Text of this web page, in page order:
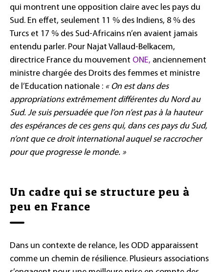
qui montrent une opposition claire avec les pays du
Sud. En effet, seulement 11 % des Indiens, 8 % des
Turcs et 17 % des Sud-Africains n’en avaient jamais
entendu parler. Pour Najat Vallaud-Belkacem,
directrice France du mouvement ONE, anciennement
ministre chargée des Droits des femmes et ministre
de l’Education nationale : « On est dans des
appropriations extrêmement différentes du Nord au
Sud. Je suis persuadée que l’on n’est pas à la hauteur
des espérances de ces gens qui, dans ces pays du Sud,
n’ont que ce droit international auquel se raccrocher
pour que progresse le monde. »
Un cadre qui se structure peu à
peu en France
Dans un contexte de relance, les ODD apparaissent
comme un chemin de résilience. Plusieurs associations